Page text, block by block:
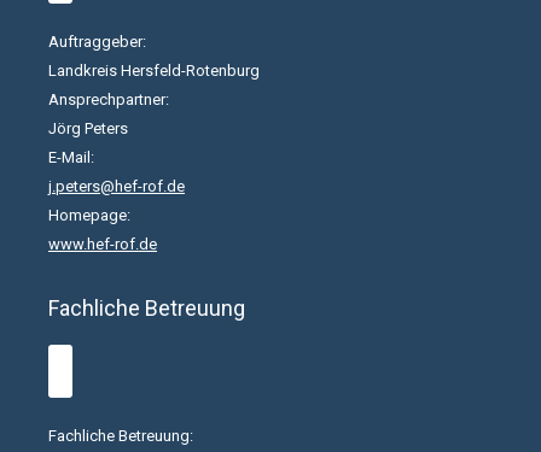
Auftraggeber:
Landkreis Hersfeld-Rotenburg
Ansprechpartner:
Jörg Peters
E-Mail:
j.peters@hef-rof.de
Homepage:
www.hef-rof.de
Fachliche Betreuung
Fachliche Betreuung: